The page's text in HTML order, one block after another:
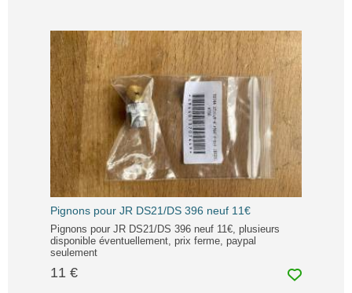
Pignons pour JR DS21/DS 396 neuf 11€
Pignons pour JR DS21/DS 396 neuf 11€, plusieurs
disponible éventuellement, prix ferme, paypal
seulement
11 €